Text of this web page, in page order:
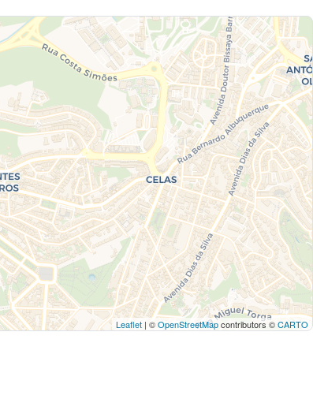
Leaflet | ©OpenStreetMapcontributors ©CARTO